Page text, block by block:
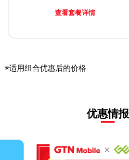
查看套餐详情
※适用组合优惠后的价格
优惠情报